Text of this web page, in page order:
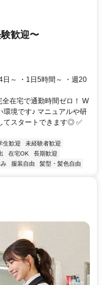
歓迎〜
～ ・1日5時間～ ・週20
全在宅で通勤時間ゼロ！ W
環境です♪ マニュアルや研
てスタートできます◎ ✅
生歓迎
未経験者歓迎
在宅OK
長期歓迎
服装自由 髪型・髪色自由